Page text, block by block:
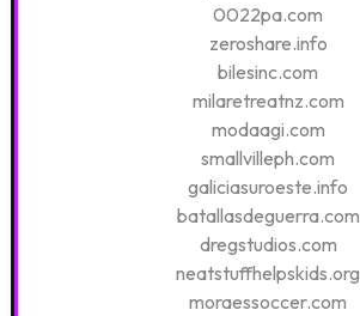
0022pa.com
zeroshare.info
bilesinc.com
milaretreatnz.com
modaagi.com
smallvilleph.com
galiciasuroeste.info
batallasdeguerra.com
dregstudios.com
neatstuffhelpskids.org
moraessoccer.com